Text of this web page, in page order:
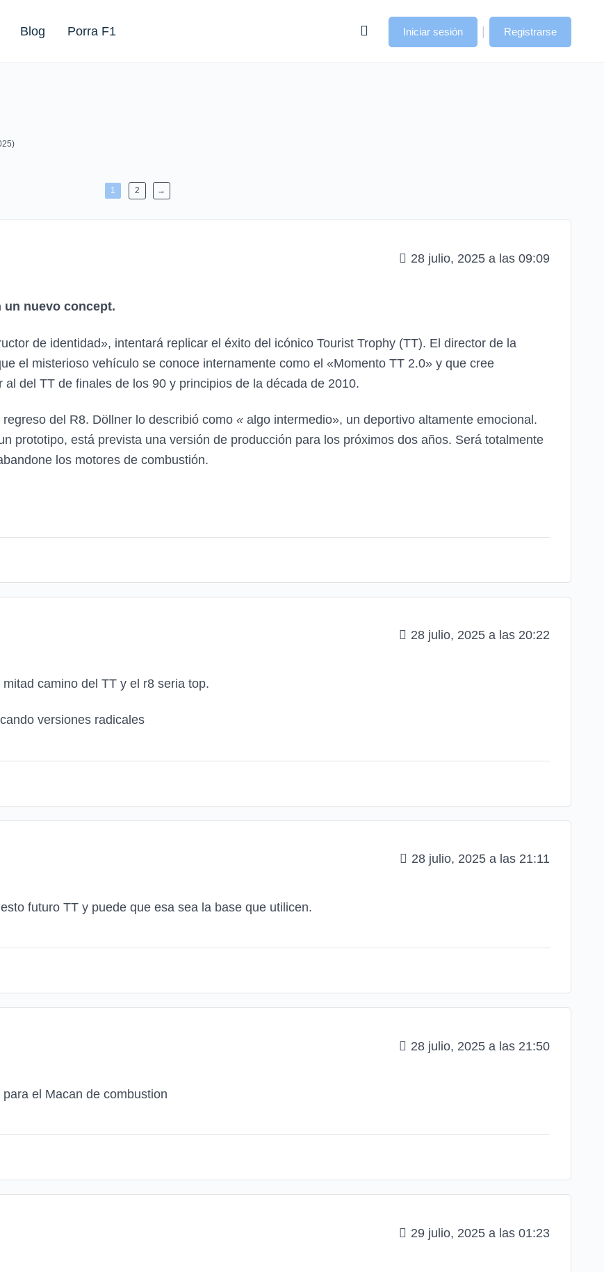
Blog Porra F1 Iniciar sesión | Registrarse
1 2 →
28 julio, 2025 a las 09:09
un nuevo concept.
de identidad», intentará replicar el éxito del icónico Tourist Trophy (TT). El director de la
el misterioso vehículo se conoce internamente como el «Momento TT 2.0» y que cree
del TT de finales de los 90 y principios de la década de 2010.
del R8. Döllner lo describió como « algo intermedio», un deportivo altamente emocional.
prototipo, está prevista una versión de producción para los próximos dos años. Será totalmente
los motores de combustión.
28 julio, 2025 a las 20:22
camino del TT y el r8 seria top.
versiones radicales
28 julio, 2025 a las 21:11
futuro TT y puede que esa sea la base que utilicen.
28 julio, 2025 a las 21:50
el Macan de combustion
29 julio, 2025 a las 01:23